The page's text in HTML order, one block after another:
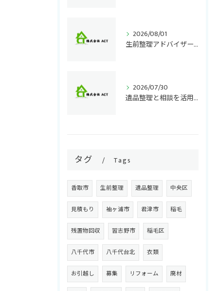
2026/08/01
生前整理アドバイザー資格と東京都での学び方徹底ガイド
2026/07/30
遺品整理と相談を活用して千葉県で安心できる整理の進め方と失敗しない選択ポイント
タグ Tags
香取市 生前整理 遺品整理 中央区
見積もり 袖ヶ浦市 君津市 稲毛
残置物回収 習志野市 稲毛区
八千代市 八千代台北 衣類
お引越し 募集 リフォーム 廃材